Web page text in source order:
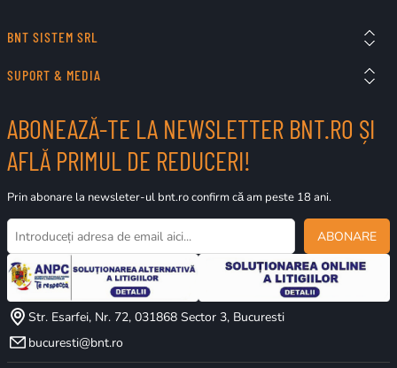
BNT SISTEM SRL
SUPORT & MEDIA
ABONEAZĂ-TE LA NEWSLETTER BNT.RO ȘI
AFLĂ PRIMUL DE REDUCERI!
Prin abonare la newsleter-ul bnt.ro confirm că am peste 18 ani.
ABONARE
Str. Esarfei, Nr. 72, 031868 Sector 3, Bucuresti
bucuresti@bnt.ro